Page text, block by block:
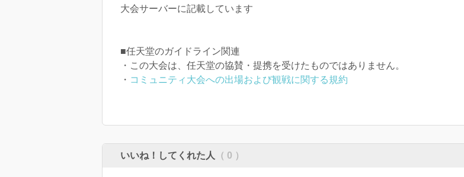
大会サーバーに記載しています
■任天堂のガイドライン関連
・この大会は、任天堂の協賛・提携を受けたものではありません。
・ コミュニティ大会への出場および観戦に関する規約
いいね！してくれた人 （ 0 ）